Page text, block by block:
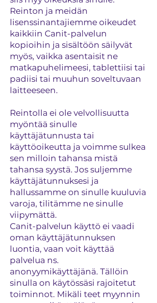
Reinton ja meidän
lisenssinantajiemme oikeudet
kaikkiin Canit-palvelun
kopioihin ja sisältöön säilyvät
myös, vaikka asentaisit ne
matkapuhelimeesi, tablettiisi tai
padiisi tai muuhun soveltuvaan
laitteeseen.
Reintolla ei ole velvollisuutta
myöntää sinulle
käyttäjätunnusta tai
käyttöoikeutta ja voimme sulkea
sen milloin tahansa mistä
tahansa syystä. Jos suljemme
käyttäjätunnuksesi ja
hallussamme on sinulle kuuluvia
varoja, tilitämme ne sinulle
viipymättä.
Canit-palvelun käyttö ei vaadi
oman käyttäjätunnuksen
luontia, vaan voit käyttää
palvelua ns.
anonyymikäyttäjänä. Tällöin
sinulla on käytössäsi rajoitetut
toiminnot. Mikäli teet myynnin